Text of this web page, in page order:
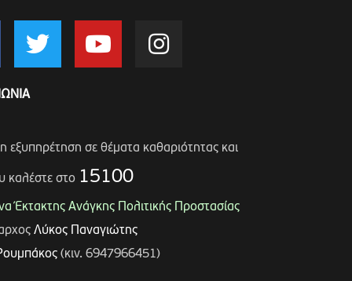
εξυπηρέτηση σε θέματα καθαριότητας και
καλέστε στο 15100
Έκτακτης Ανάγκης Πολιτικής Προστασίας
Λύκος Παναγιώτης
(κιν. 6947966451)